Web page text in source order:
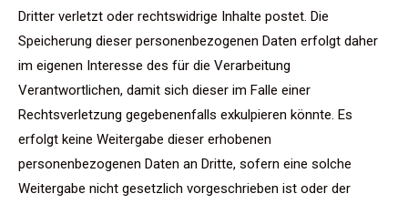
Dritter verletzt oder rechtswidrige Inhalte postet. Die
Speicherung dieser personenbezogenen Daten erfolgt daher
im eigenen Interesse des für die Verarbeitung
Verantwortlichen, damit sich dieser im Falle einer
Rechtsverletzung gegebenenfalls exkulpieren könnte. Es
erfolgt keine Weitergabe dieser erhobenen
personenbezogenen Daten an Dritte, sofern eine solche
Weitergabe nicht gesetzlich vorgeschrieben ist oder der